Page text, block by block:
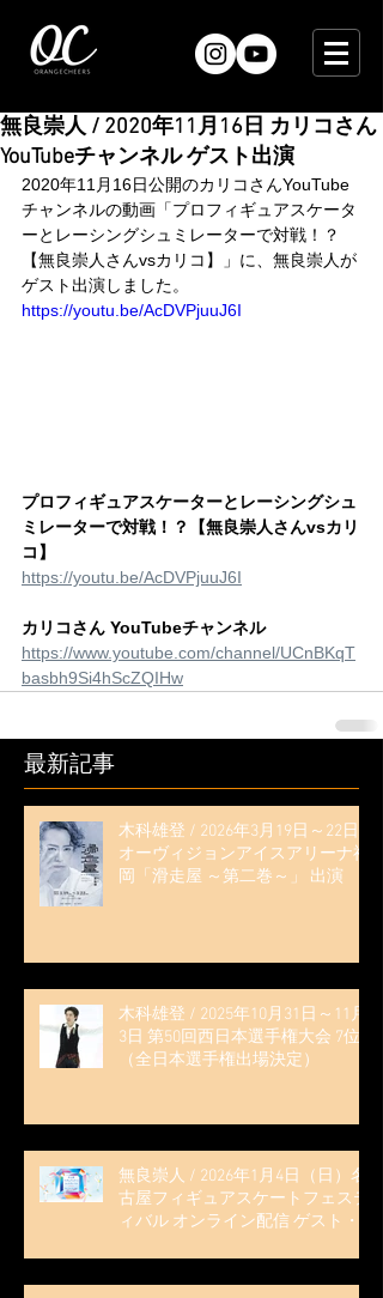
無良崇人 / 2020年11月16日 カリコさん
YouTubeチャンネル ゲスト出演
2020年11月16日公開のカリコさんYouTube
チャンネルの動画「プロフィギュアスケータ
ーとレーシングシュミレーターで対戦！？
【無良崇人さんvsカリコ】」に、無良崇人が
ゲスト出演しました。
https://youtu.be/AcDVPjuuJ6I
プロフィギュアスケーターとレーシングシュ
ミレーターで対戦！？【無良崇人さんvsカリ
コ】
https://youtu.be/AcDVPjuuJ6I
カリコさん YouTubeチャンネル
https://www.youtube.com/channel/UCnBKqT
basbh9Si4hScZQIHw
最新記事
木科雄登 / 2026年3月19日～22日
オーヴィジョンアイスアリーナ福
岡「滑走屋 ～第二巻～」 出演
木科雄登 / 2025年10月31日～11月
3日 第50回西日本選手権大会 7位
（全日本選手権出場決定）
無良崇人 / 2026年1月4日（日）名
古屋フィギュアスケートフェステ
ィバル オンライン配信 ゲスト・